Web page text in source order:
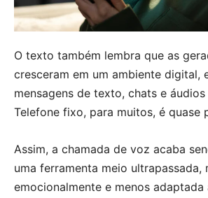
O texto também lembra que as
cresceram em um ambiente digital,
mensagens de texto, chats e áudios
Telefone fixo, para muitos, é quase
Assim, a chamada de voz acaba
uma ferramenta meio ultrapassada,
emocionalmente e menos